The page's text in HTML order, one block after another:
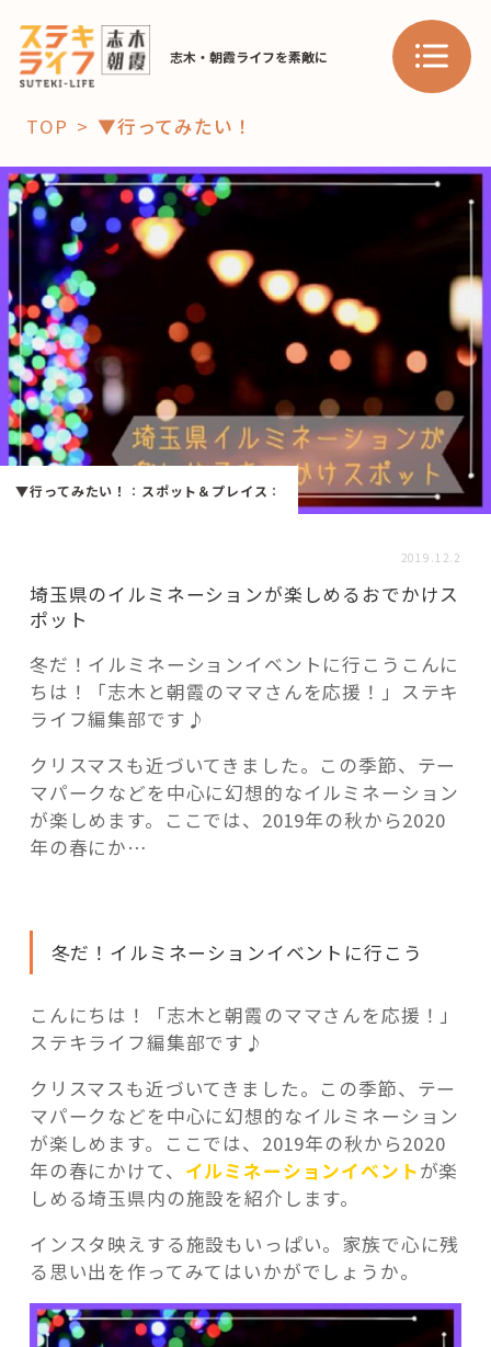
志木・朝霞ライフを素敵に
「コト」
子育て
スポット 学び・教育
「場」
HAREL HAREL
活用事例
「モノ」
fleXe リノベ事例
協賛・協力店
これからの暮らし 住み替え相談
記事検索
TOP ▼行ってみたい！
▼行ってみたい！ ： スポット＆プレイス ：
2019.12.2
埼玉県のイルミネーションが楽しめるおでかけス
ポット
冬だ！イルミネーションイベントに行こうこんに
ちは！「志木と朝霞のママさんを応援！」ステキ
ライフ編集部です♪
クリスマスも近づいてきました。この季節、テー
マパークなどを中心に幻想的なイルミネーション
が楽しめます。ここでは、2019年の秋から2020
年の春にか…
冬だ！イルミネーションイベントに行こう
こんにちは！「志木と朝霞のママさんを応援！」
ステキライフ編集部です♪
クリスマスも近づいてきました。この季節、テー
マパークなどを中心に幻想的なイルミネーション
が楽しめます。ここでは、2019年の秋から2020
年の春にかけて、 イルミネーションイベントが楽
しめる埼玉県内の施設を紹介します。
インスタ映えする施設もいっぱい。家族で心に残
る思い出を作ってみてはいかがでしょうか。